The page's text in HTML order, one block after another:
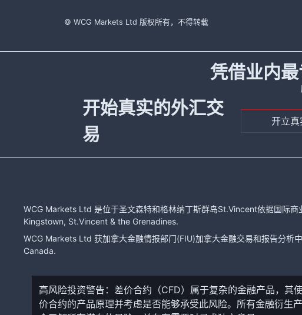
© WCG Markets Ltd 版权所有，不得转载
凭借业内
开始真实的外汇交
易
开立真
WCG Markets Ltd 是位于圣文森特和格林纳丁斯群岛St.Vincent依据国际
Kingstown, St.Vincent & the Grenadines.
WCG Markets Ltd 获加拿大金融情报部门(FIU)加拿大金融交易和报告分
Canada.
高风险投资警告：差价合约（CFD）属于复杂的金融产品，
价合约的产品原理并考虑是否能够承受此风险。所有金融衍生